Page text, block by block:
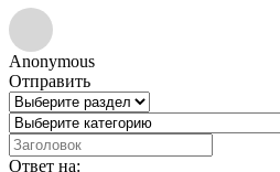
Anonymous
Отправить
Ответ на: